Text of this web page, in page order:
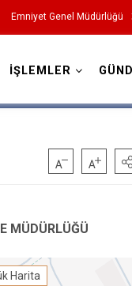
Emniyet Genel Müdürlüğü
İŞLEMLER
MÜDÜRLÜĞÜ
Harita